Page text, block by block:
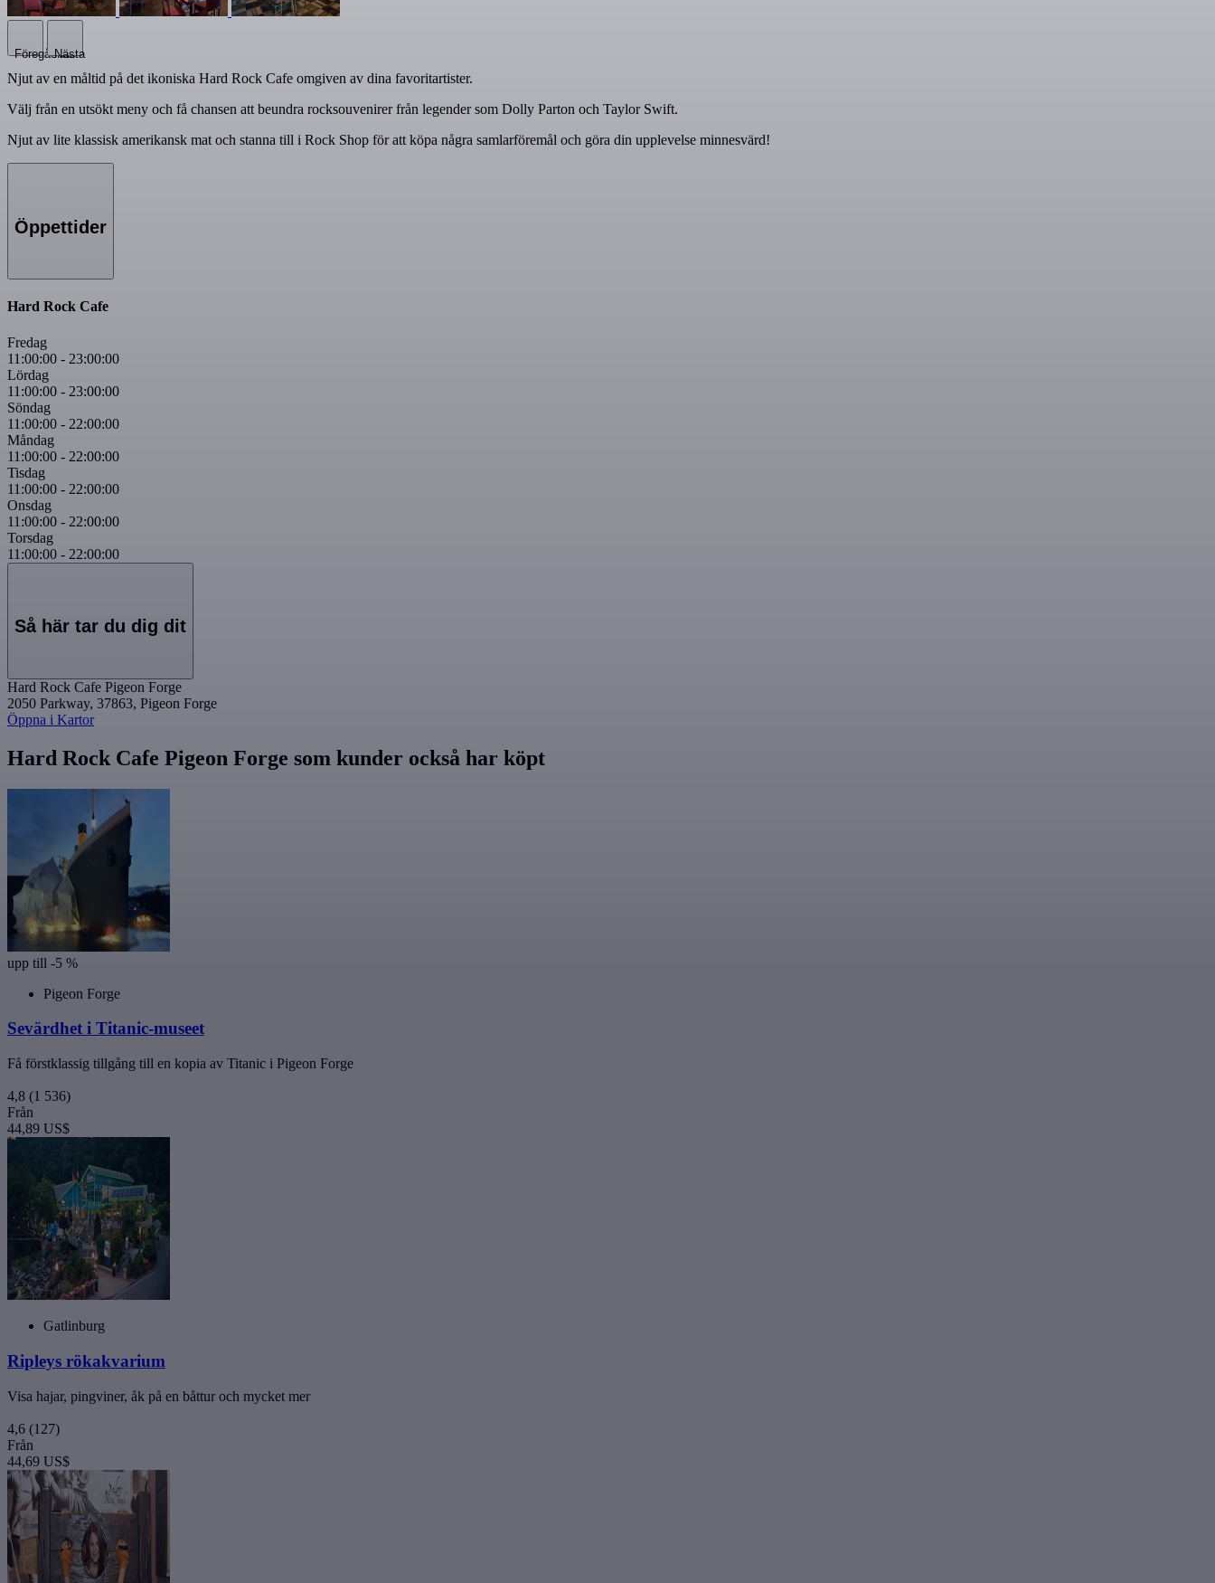
Föregående
Nästa
Njut av en måltid på det ikoniska Hard Rock Cafe omgiven av dina favoritartister.
Välj från en utsökt meny och få chansen att beundra rocksouvenirer från legender som Dolly Parton och Taylor Swift.
Njut av lite klassisk amerikansk mat och stanna till i Rock Shop för att köpa några samlarföremål och göra din upplevelse minnesvärd!
Öppettider
Hard Rock Cafe
Fredag
11:00:00 - 23:00:00
Lördag
11:00:00 - 23:00:00
Söndag
11:00:00 - 22:00:00
Måndag
11:00:00 - 22:00:00
Tisdag
11:00:00 - 22:00:00
Onsdag
11:00:00 - 22:00:00
Torsdag
11:00:00 - 22:00:00
Så här tar du dig dit
Hard Rock Cafe Pigeon Forge
2050 Parkway, 37863, Pigeon Forge
Öppna i Kartor
Hard Rock Cafe Pigeon Forge som kunder också har köpt
upp till -5 %
Pigeon Forge
Sevärdhet i Titanic-museet
Få förstklassig tillgång till en kopia av Titanic i Pigeon Forge
4,8 (1 536)
Från
44,89 US$
Gatlinburg
Ripleys rökakvarium
Visa hajar, pingviner, åk på en båttur och mycket mer
4,6 (127)
Från
44,69 US$